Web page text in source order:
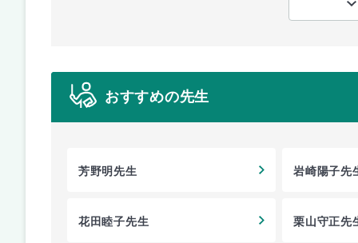
おすすめの先生
芳野明先生 岩崎陽子先
花田睦子先生 栗山守正先